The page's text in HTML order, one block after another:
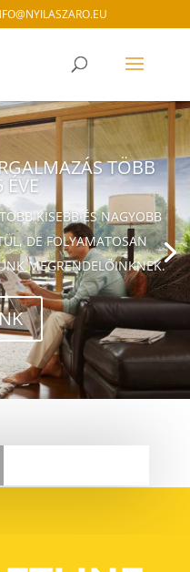
TÖBB
KISEBB ÉS NAGYOBB
DE FOLYAMATOSAN
MEGRENDELŐINKNEK.